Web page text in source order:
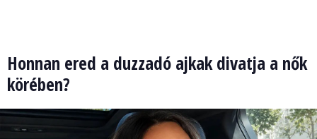
Honnan ered a duzzadó ajkak divatja a nők
körében?